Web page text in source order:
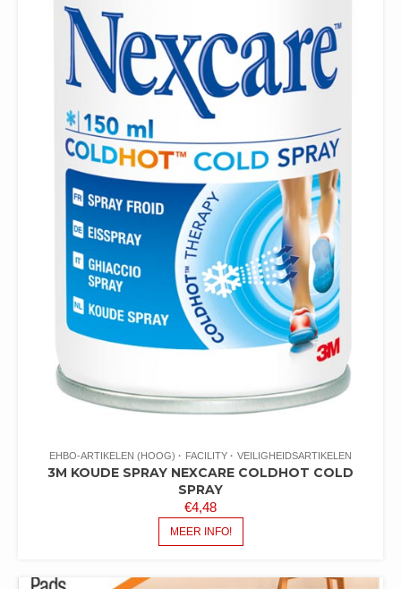
EHBO-ARTIKELEN (HOOG) FACILITY VEILIGHEIDSARTIKELEN
3M KOUDE SPRAY NEXCARE COLDHOT COLD
SPRAY
€4,48
MEER INFO!